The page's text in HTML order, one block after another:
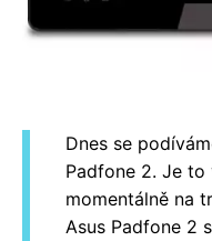
Dnes se
Padfone 2. Je
momentálně na
Asus Padfone 2